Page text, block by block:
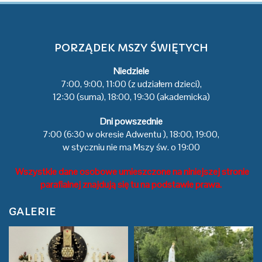
PORZĄDEK MSZY ŚWIĘTYCH
Niedziele
7:00, 9:00, 11:00 (z udziałem dzieci),
12:30 (suma), 18:00, 19:30 (akademicka)
Dni powszednie
7:00 (6:30 w okresie Adwentu ), 18:00, 19:00,
w styczniu nie ma Mszy św. o 19:00
Wszystkie dane osobowe umieszczone na niniejszej stronie
parafialnej znajdują się tu na podstawie prawa.
GALERIE